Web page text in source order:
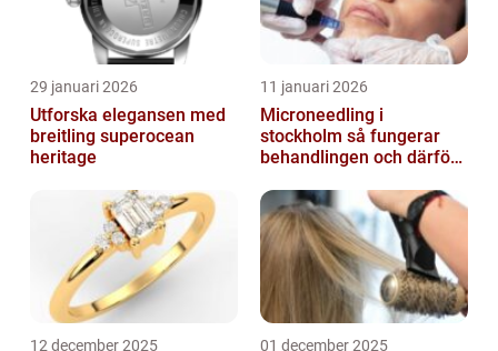
29 januari 2026
Utforska elegansen med
breitling superocean
heritage
11 januari 2026
Microneedling i
stockholm så fungerar
behandlingen och därför
12 december 2025 01 december 2025